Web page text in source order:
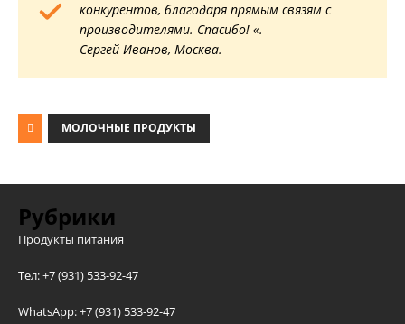
конкурентов, благодаря прямым связям с
производителями. Спасибо! «.
Сергей Иванов, Москва.
МОЛОЧНЫЕ ПРОДУКТЫ
Рубрики
Продукты питания
Тел: +7 (931) 533-92-47
WhatsApp: +7 (931) 533-92-47